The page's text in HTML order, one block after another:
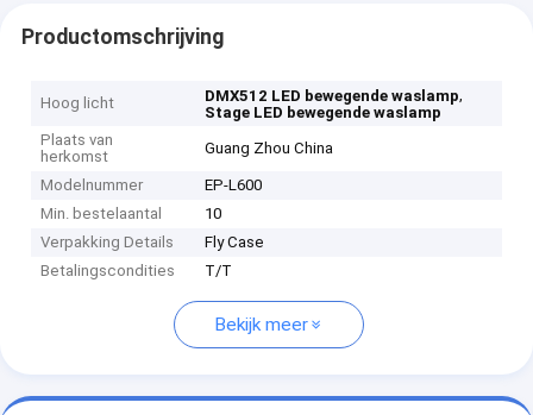
Productomschrijving
Hoog licht DMX512 LED bewegende waslamp,
Stage LED bewegende waslamp
Plaats van
herkomst
Guang Zhou China
Modelnummer
EP-L600
Min. bestelaantal
10
Verpakking Details
Fly Case
Betalingscondities
T/T
Bekijk meer